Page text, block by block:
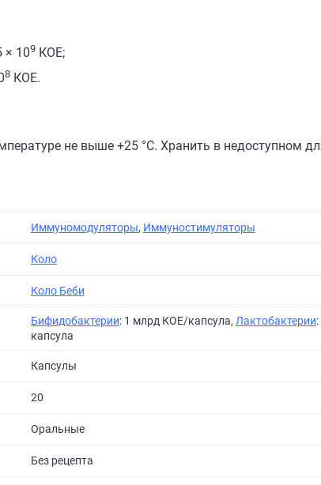
× 109 КОЕ;
8 КОЕ.
не выше +25 °C. Хранить в недоступном
Иммуномодуляторы, Иммуностимуляторы
Коло
Коло Беби
Бифидобактерии: 1 млрд КОЕ/капсула, Лактобактерии
капсула
Капсулы
20
Оральные
Без рецепта